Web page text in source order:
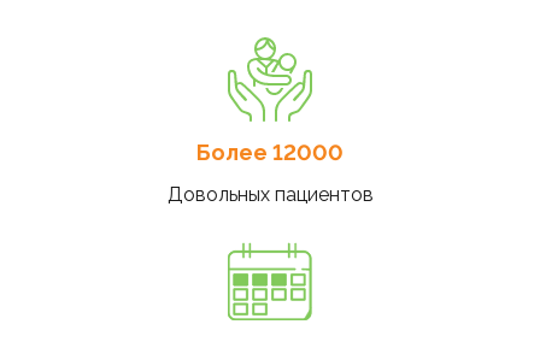
Более 12000
Довольных пациентов